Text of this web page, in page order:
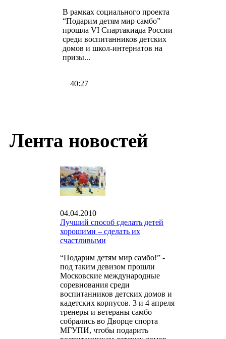
В рамках социального проекта
“Подарим детям мир самбо”
прошла VI Спартакиада России
среди воспитанников детских
домов и школ-интернатов на
призы...
40:27
Лента новостей
04.04.2010
Лучший способ сделать детей
хорошими – сделать их
счастливыми
“Подарим детям мир самбо!” -
под таким девизом прошли
Московские международные
соревнования среди
воспитанников детских домов и
кадетских корпусов. 3 и 4 апреля
тренеры и ветераны самбо
собрались во Дворце спорта
МГУПИ, чтобы подарить